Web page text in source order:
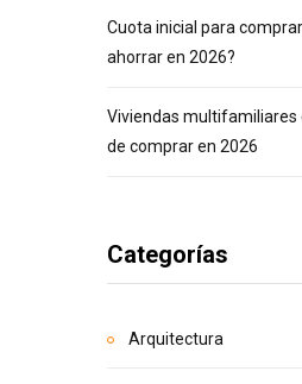
Cuota inicial para
ahorrar en 2026?
Viviendas multifamiliares
de comprar en 2026
Categorías
Arquitectura